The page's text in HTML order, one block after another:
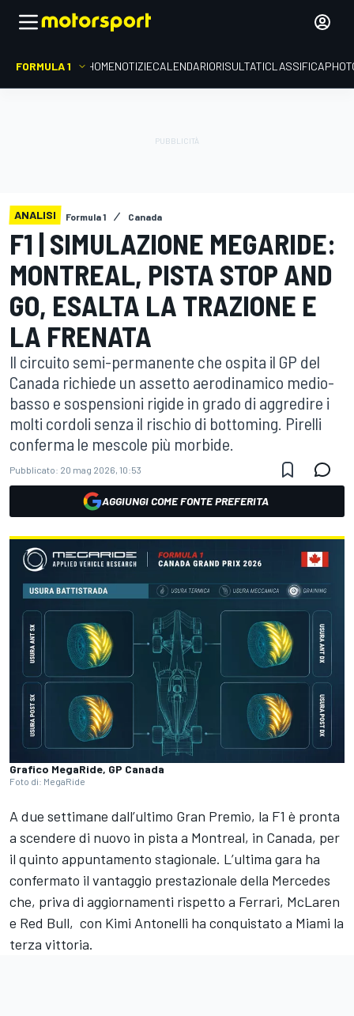
FORMULA 1 HOMENOTIZIECALENDARIORISULTATICLASSIFICA
ANALISI Formula 1 Canada
F1 | SIMULAZIONE MEGARIDE:
MONTREAL, PISTA STOP AND
GO, ESALTA LA TRAZIONE E
LA FRENATA
Il circuito semi-permanente che ospita il GP del
Canada richiede un assetto aerodinamico medio-
basso e sospensioni rigide in grado di aggredire i
molti cordoli senza il rischio di bottoming. Pirelli
conferma le mescole più morbide.
Pubblicato: 20 mag 2026, 10:53
AGGIUNGI COME FONTE PREFERITA
Grafico MegaRide, GP Canada
Foto di: MegaRide
A due settimane dall’ultimo Gran Premio, la F1 è pronta
a scendere di nuovo in pista a Montreal, in Canada, per
il quinto appuntamento stagionale. L’ultima gara ha
confermato il vantaggio prestazionale della Mercedes
che, priva di aggiornamenti rispetto a Ferrari, McLaren
e Red Bull, con Kimi Antonelli ha conquistato a Miami la
terza vittoria.